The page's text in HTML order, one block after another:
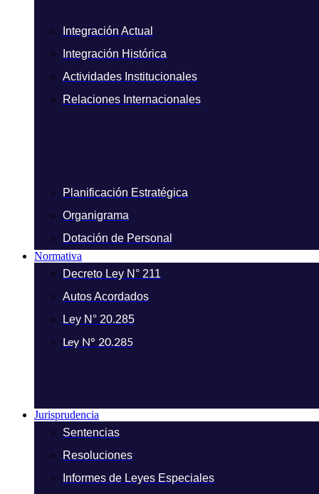
Integración Actual
Integración Histórica
Actividades Institucionales
Relaciones Internacionales
Planificación Estratégica
Organigrama
Dotación de Personal
Normativa
Decreto Ley N° 211
Autos Acordados
Ley N° 20.285
Ley N° 20.285
Jurisprudencia
Sentencias
Resoluciones
Informes de Leyes Especiales